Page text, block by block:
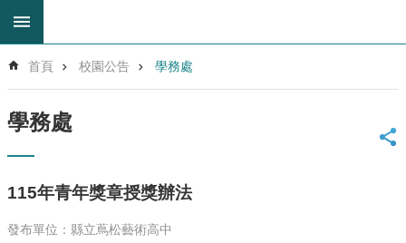
跳到主要內容區塊
階
搜
首
站
首頁 校園公告 學務處
學務處
115年青年獎章授獎辦法
發布單位：縣立蔦松藝術高中